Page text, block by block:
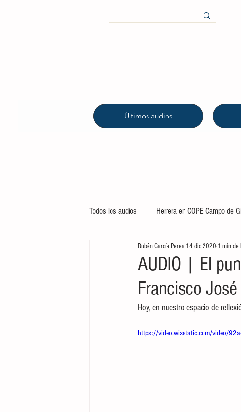
Últimos audios
Todos los audios Herrera en COPE Campo de
Te queremos ver Arrancamos motores
AUDIO | El
Francisco
Rubén García Perea 14 dic 2020 1 min de
Hoy, en nuestro espacio de
https://video.wixstatic.com/video/